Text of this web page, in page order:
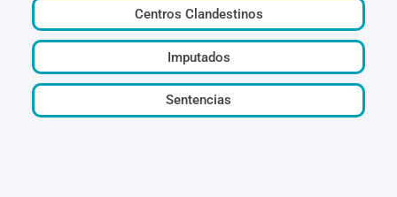
Centros Clandestinos
Imputados
Sentencias